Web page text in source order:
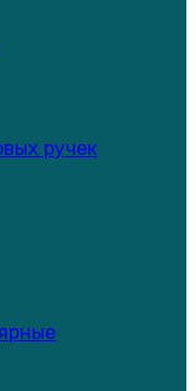
ручек